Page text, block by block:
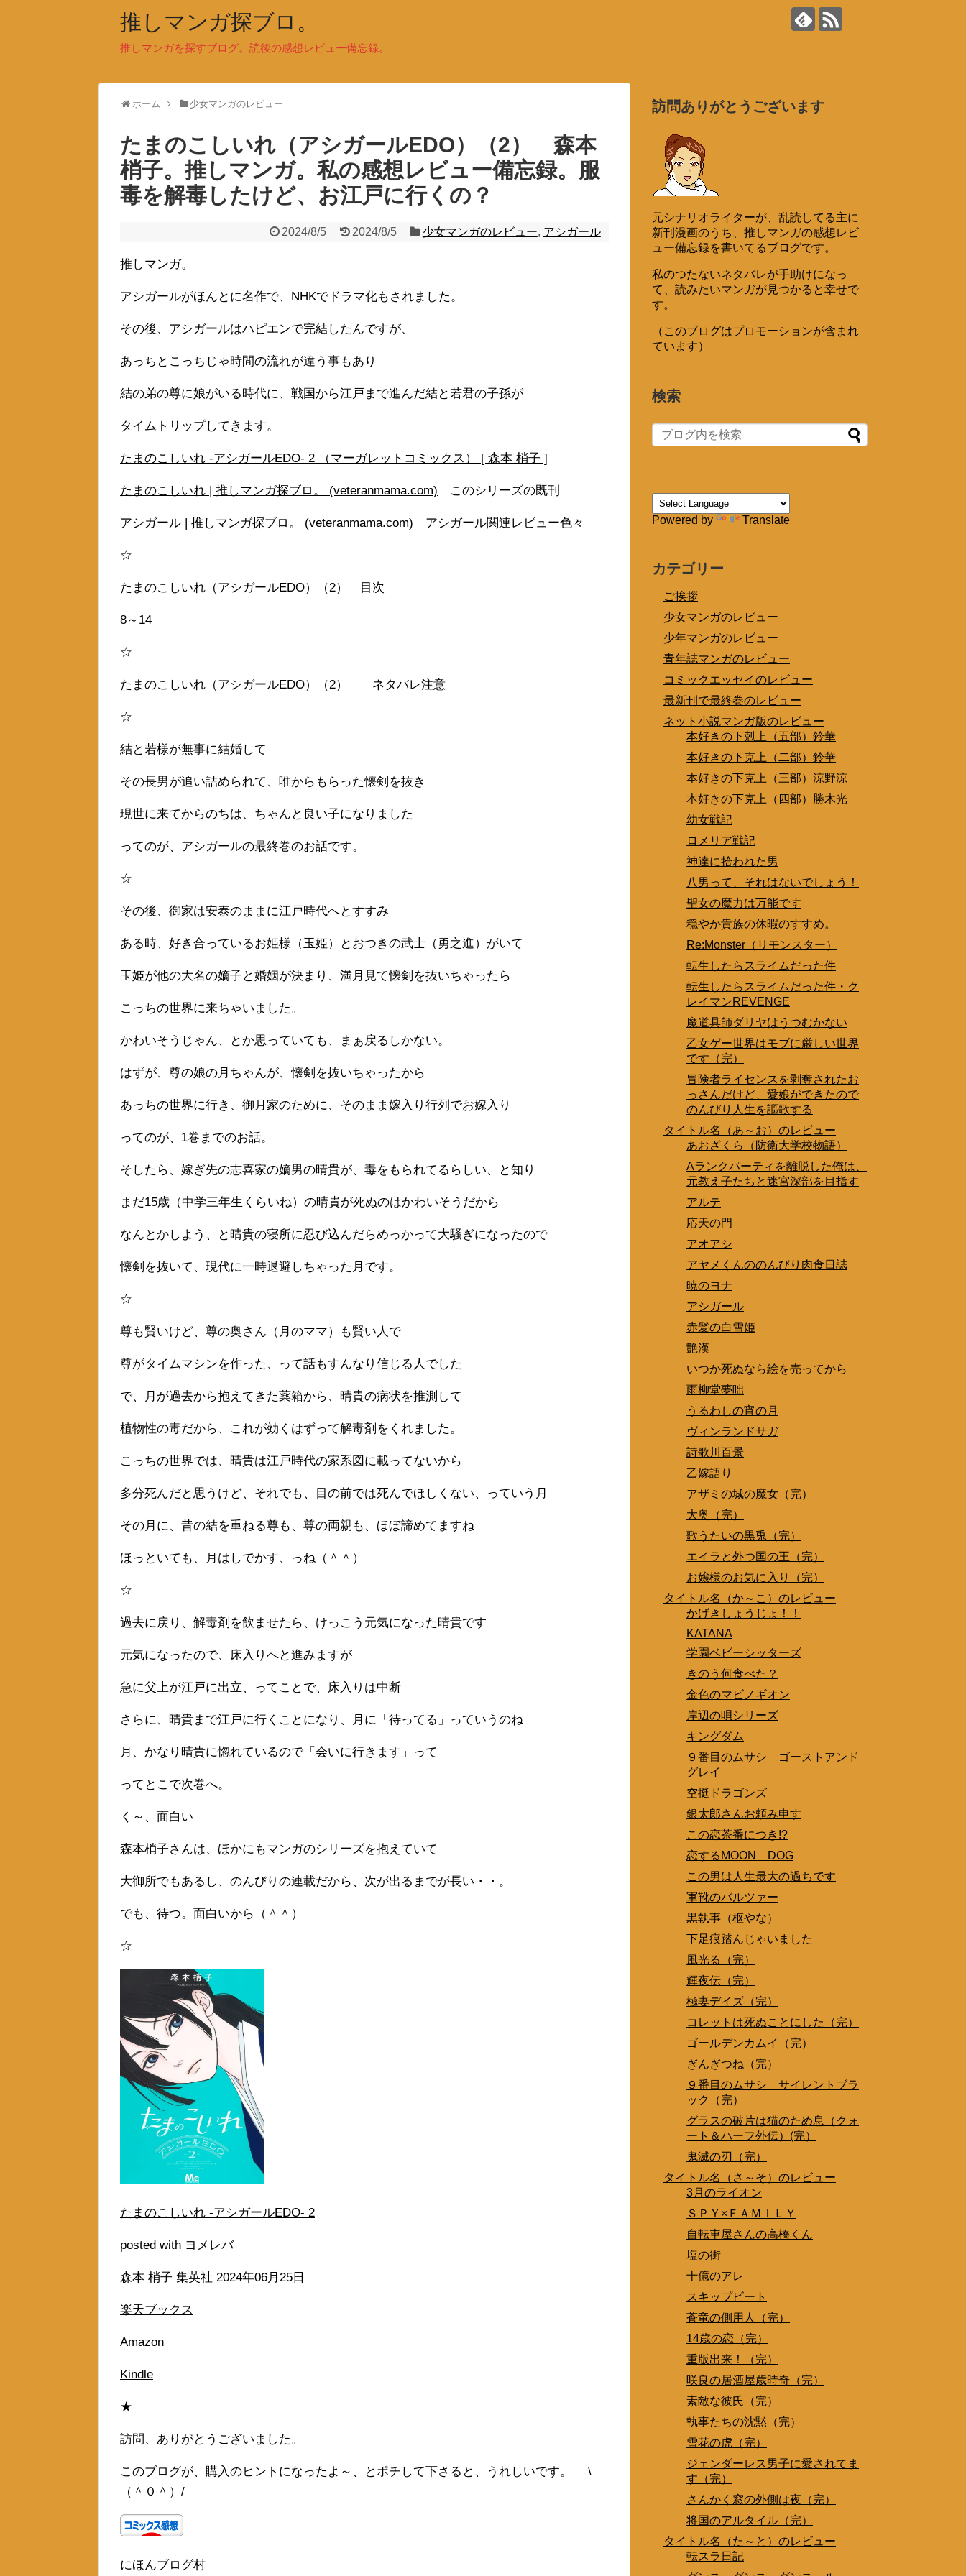
推しマンガ探ブロ。
推しマンガを探すブログ。読後の感想レビュー備忘録。
ホーム 少女マンガのレビュー
たまのこしいれ（アシガールEDO）（2） 森本
梢子。推しマンガ。私の感想レビュー備忘録。服
毒を解毒したけど、お江戸に行くの？
2024/8/5 2024/8/5 少女マンガのレビュー, アシガール
推しマンガ。
アシガールがほんとに名作で、NHKでドラマ化もされました。
その後、アシガールはハピエンで完結したんですが、
あっちとこっちじゃ時間の流れが違う事もあり
結の弟の尊に娘がいる時代に、戦国から江戸まで進んだ結と若君の子孫が
タイムトリップしてきます。
たまのこしいれ -アシガールEDO- 2 （マーガレットコミックス） [ 森本 梢子 ]
たまのこしいれ | 推しマンガ探ブロ。 (veteranmama.com) このシリーズの既刊
アシガール | 推しマンガ探ブロ。 (veteranmama.com) アシガール関連レビュー色々
☆
たまのこしいれ（アシガールEDO）（2） 目次
8～14
☆
たまのこしいれ（アシガールEDO）（2） ネタバレ注意
☆
結と若様が無事に結婚して
その長男が追い詰められて、唯からもらった懐剣を抜き
現世に来てからのちは、ちゃんと良い子になりました
ってのが、アシガールの最終巻のお話です。
☆
その後、御家は安泰のままに江戸時代へとすすみ
ある時、好き合っているお姫様（玉姫）とおつきの武士（勇之進）がいて
玉姫が他の大名の嫡子と婚姻が決まり、満月見て懐剣を抜いちゃったら
こっちの世界に来ちゃいました。
かわいそうじゃん、とか思っていても、まぁ戻るしかない。
はずが、尊の娘の月ちゃんが、懐剣を抜いちゃったから
あっちの世界に行き、御月家のために、そのまま嫁入り行列でお嫁入り
ってのが、1巻までのお話。
そしたら、嫁ぎ先の志喜家の嫡男の晴貴が、毒をもられてるらしい、と知り
まだ15歳（中学三年生くらいね）の晴貴が死ぬのはかわいそうだから
なんとかしよう、と晴貴の寝所に忍び込んだらめっかって大騒ぎになったので
懐剣を抜いて、現代に一時退避しちゃった月です。
☆
尊も賢いけど、尊の奥さん（月のママ）も賢い人で
尊がタイムマシンを作った、って話もすんなり信じる人でした
で、月が過去から抱えてきた薬箱から、晴貴の病状を推測して
植物性の毒だから、これが効くはずって解毒剤をくれました。
こっちの世界では、晴貴は江戸時代の家系図に載ってないから
多分死んだと思うけど、それでも、目の前では死んでほしくない、っていう月
その月に、昔の結を重ねる尊も、尊の両親も、ほぼ諦めてますね
ほっといても、月はしでかす、っね（＾＾）
☆
過去に戻り、解毒剤を飲ませたら、けっこう元気になった晴貴です
元気になったので、床入りへと進みますが
急に父上が江戸に出立、ってことで、床入りは中断
さらに、晴貴まで江戸に行くことになり、月に「待ってる」っていうのね
月、かなり晴貴に惚れているので「会いに行きます」って
ってとこで次巻へ。
く～、面白い
森本梢子さんは、ほかにもマンガのシリーズを抱えていて
大御所でもあるし、のんびりの連載だから、次が出るまでが長い・・。
でも、待つ。面白いから（＾＾）
☆
たまのこしいれ -アシガールEDO- 2
posted with ヨメレバ
森本 梢子 集英社 2024年06月25日
楽天ブックス
Amazon
Kindle
★
訪問、ありがとうございました。
このブログが、購入のヒントになったよ～、とポチして下さると、うれしいです。 \
（＾０＾）/
にほんブログ村
訪問ありがとうございます
元シナリオライターが、乱読してる主に
新刊漫画のうち、推しマンガの感想レビ
ュー備忘録を書いてるブログです。
私のつたないネタバレが手助けになっ
て、読みたいマンガが見つかると幸せで
す。
（このブログはプロモーションが含まれ
ています）
検索
Powered by Translate
カテゴリー
ご挨拶
少女マンガのレビュー
少年マンガのレビュー
青年誌マンガのレビュー
コミックエッセイのレビュー
最新刊で最終巻のレビュー
ネット小説マンガ版のレビュー
本好きの下剋上（五部）鈴華
本好きの下克上（二部）鈴華
本好きの下克上（三部）涼野涼
本好きの下克上（四部）勝木光
幼女戦記
ロメリア戦記
神達に拾われた男
八男って、それはないでしょう！
聖女の魔力は万能です
穏やか貴族の休暇のすすめ。
Re:Monster（リモンスター）
転生したらスライムだった件
転生したらスライムだった件・ク
レイマンREVENGE
魔道具師ダリヤはうつむかない
乙女ゲー世界はモブに厳しい世界
です（完）
冒険者ライセンスを剥奪されたお
っさんだけど、愛娘ができたので
のんびり人生を謳歌する
タイトル名（あ～お）のレビュー
あおざくら（防衛大学校物語）
Aランクパーティを離脱した俺は、
元教え子たちと迷宮深部を目指す
アルテ
応天の門
アオアシ
アヤメくんののんびり肉食日誌
暁のヨナ
アシガール
赤髪の白雪姫
艶漢
いつか死ぬなら絵を売ってから
雨柳堂夢咄
うるわしの宵の月
ヴィンランドサガ
詩歌川百景
乙嫁語り
アザミの城の魔女（完）
大奥（完）
歌うたいの黒兎（完）
エイラと外つ国の王（完）
お嬢様のお気に入り（完）
タイトル名（か～こ）のレビュー
かげきしょうじょ！！
KATANA
学園ベビーシッターズ
きのう何食べた？
金色のマビノギオン
岸辺の唄シリーズ
キングダム
９番目のムサシ ゴーストアンド
グレイ
空挺ドラゴンズ
銀太郎さんお頼み申す
この恋茶番につき!?
恋するMOON DOG
この男は人生最大の過ちです
軍靴のバルツァー
黒執事（枢やな）
下足痕踏んじゃいました
風光る（完）
輝夜伝（完）
極妻デイズ（完）
コレットは死ぬことにした（完）
ゴールデンカムイ（完）
ぎんぎつね（完）
９番目のムサシ サイレントブラ
ック（完）
グラスの破片は猫のため息（クォ
ート＆ハーフ外伝）(完）
鬼滅の刃（完）
タイトル名（さ～そ）のレビュー
3月のライオン
ＳＰＹ×ＦＡＭＩＬＹ
自転車屋さんの高橋くん
塩の街
十億のアレ
スキップビート
蒼竜の側用人（完）
14歳の恋（完）
重版出来！（完）
咲良の居酒屋歳時奇（完）
素敵な彼氏（完）
執事たちの沈黙（完）
雪花の虎（完）
ジェンダーレス男子に愛されてま
す（完）
さんかく窓の外側は夜（完）
将国のアルタイル（完）
タイトル名（た～と）のレビュー
転スラ日記